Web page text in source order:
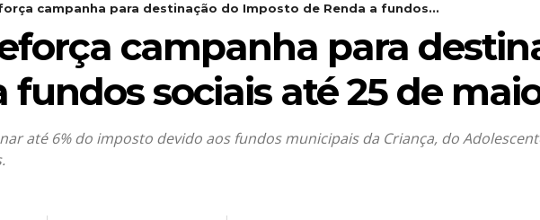
campanha para destinação do Imposto de Renda a fundos...
campanha para
fundos sociais até 25 de
até 6% do imposto devido aos fundos municipais da Criança, do